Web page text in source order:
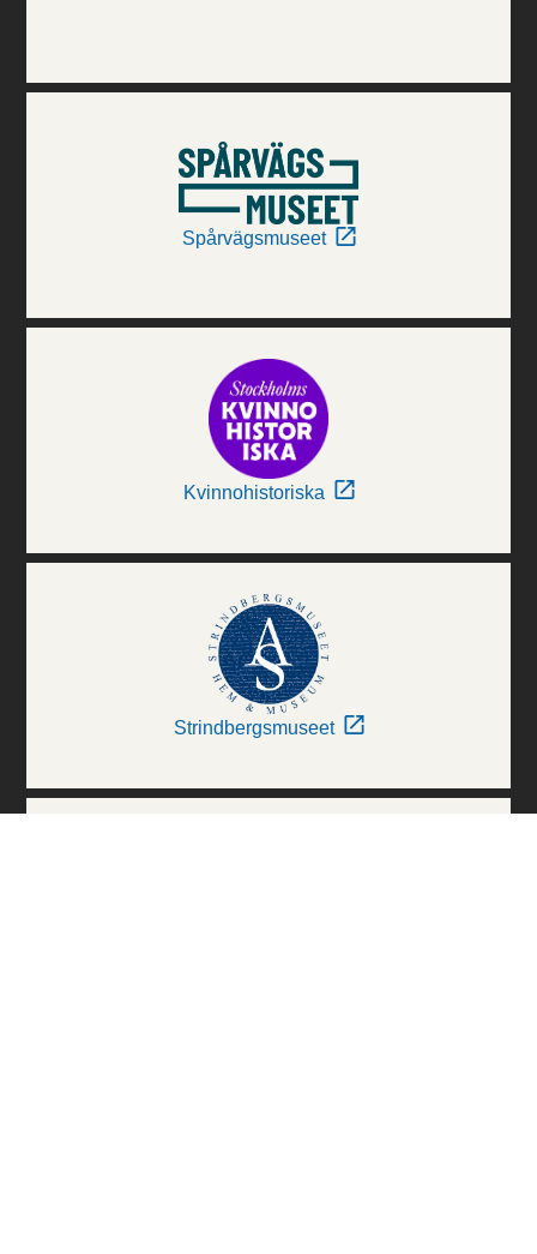
Spårvägsmuseet
Kvinnohistoriska
Strindbergsmuseet